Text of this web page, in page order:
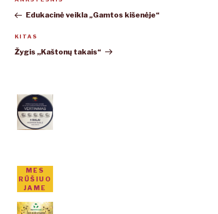
įrašų
įrašasEdukacinė veikla „Gamtos kišenėje“
Kitas
įrašas
KITAS
Žygis ,,Kaštonų takais“
MES
RŪŠIUO
JAME